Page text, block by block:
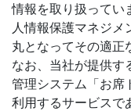
情報を取り扱ってい
人情報保護マネジメ
丸となってその適正
なお、当社が提供す
管理システム「お席
利用するサービスで